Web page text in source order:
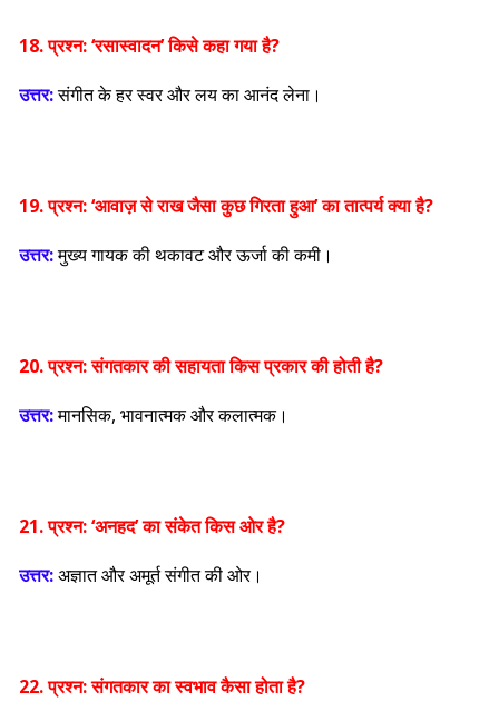
18. प्रश्न:‘रसास्वादन’ किसे कहा गया है?
उत्तर:संगीत के हर स्वर और लय का आनंद लेना।
19. प्रश्न:‘आवाज़ से राख जैसा कुछ गिरता हुआ’ का तात्पर्य क्या है?
उत्तर:मुख्य गायक की थकावट और ऊर्जा की कमी।
20. प्रश्न:संगतकार की सहायता किस प्रकार की होती है?
उत्तर:मानसिक, भावनात्मक और कलात्मक।
21. प्रश्न:‘अनहद’ का संकेत किस ओर है?
उत्तर:अज्ञात और अमूर्त संगीत की ओर।
22. प्रश्न:संगतकार का स्वभाव कैसा होता है?